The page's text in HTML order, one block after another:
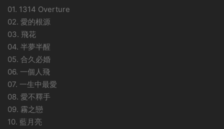
01. 1314 Overture
02. 愛的根源
03. 飛花
04. 半夢半醒
05. 合久必婚
06. 一個人飛
07. 一生中最愛
08. 愛不釋手
09. 霧之戀
10. 藍月亮